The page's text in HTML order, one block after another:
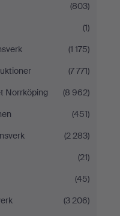
(803)
(1)
(1 175)
(7 771)
Norrköping
(8 962)
(451)
(2 283)
(21)
(45)
(3 206)